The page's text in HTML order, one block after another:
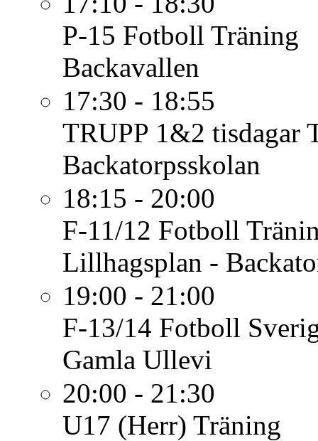
P-15 Fotboll Träning
Backavallen
17:30 - 18:55
TRUPP 1&2 tisdagar
Backatorpsskolan
18:15 - 20:00
F-11/12 Fotboll
Lillhagsplan -
19:00 - 21:00
F-13/14 Fotboll
Gamla Ullevi
20:00 - 21:30
U17 (Herr) Träning